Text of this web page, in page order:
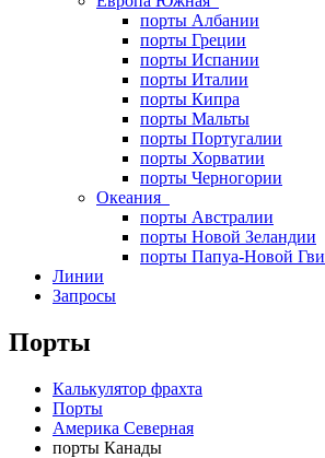
порты Албании
порты Греции
порты Испании
порты Италии
порты Кипра
порты Мальты
порты Португалии
порты Хорватии
порты Черногории
Океания
порты Австралии
порты Новой Зеландии
порты Папуа-Новой
Линии
Запросы
Порты
Калькулятор фрахта
Порты
Америка Северная
порты Канады